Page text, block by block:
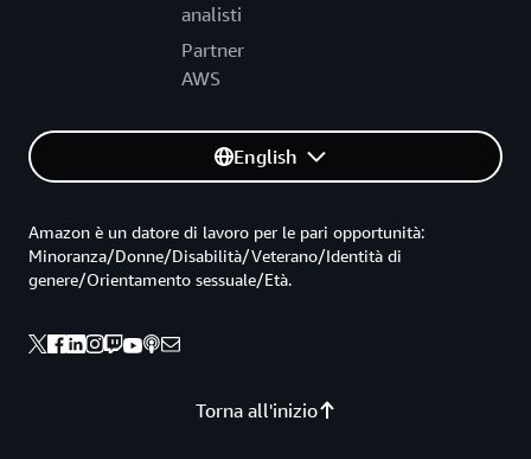
analisti
Partner
AWS
English
Torna all'inizio
Amazon è un datore di lavoro per le pari opportunità:
Minoranza/Donne/Disabilità/Veterano/Identità di
genere/Orientamento sessuale/Età.